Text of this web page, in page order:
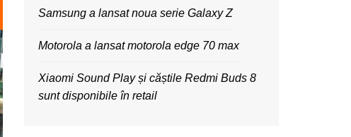
Samsung a lansat noua serie Galaxy Z
Motorola a lansat motorola edge 70 max
Xiaomi Sound Play și căștile Redmi Buds 8
sunt disponibile în retail